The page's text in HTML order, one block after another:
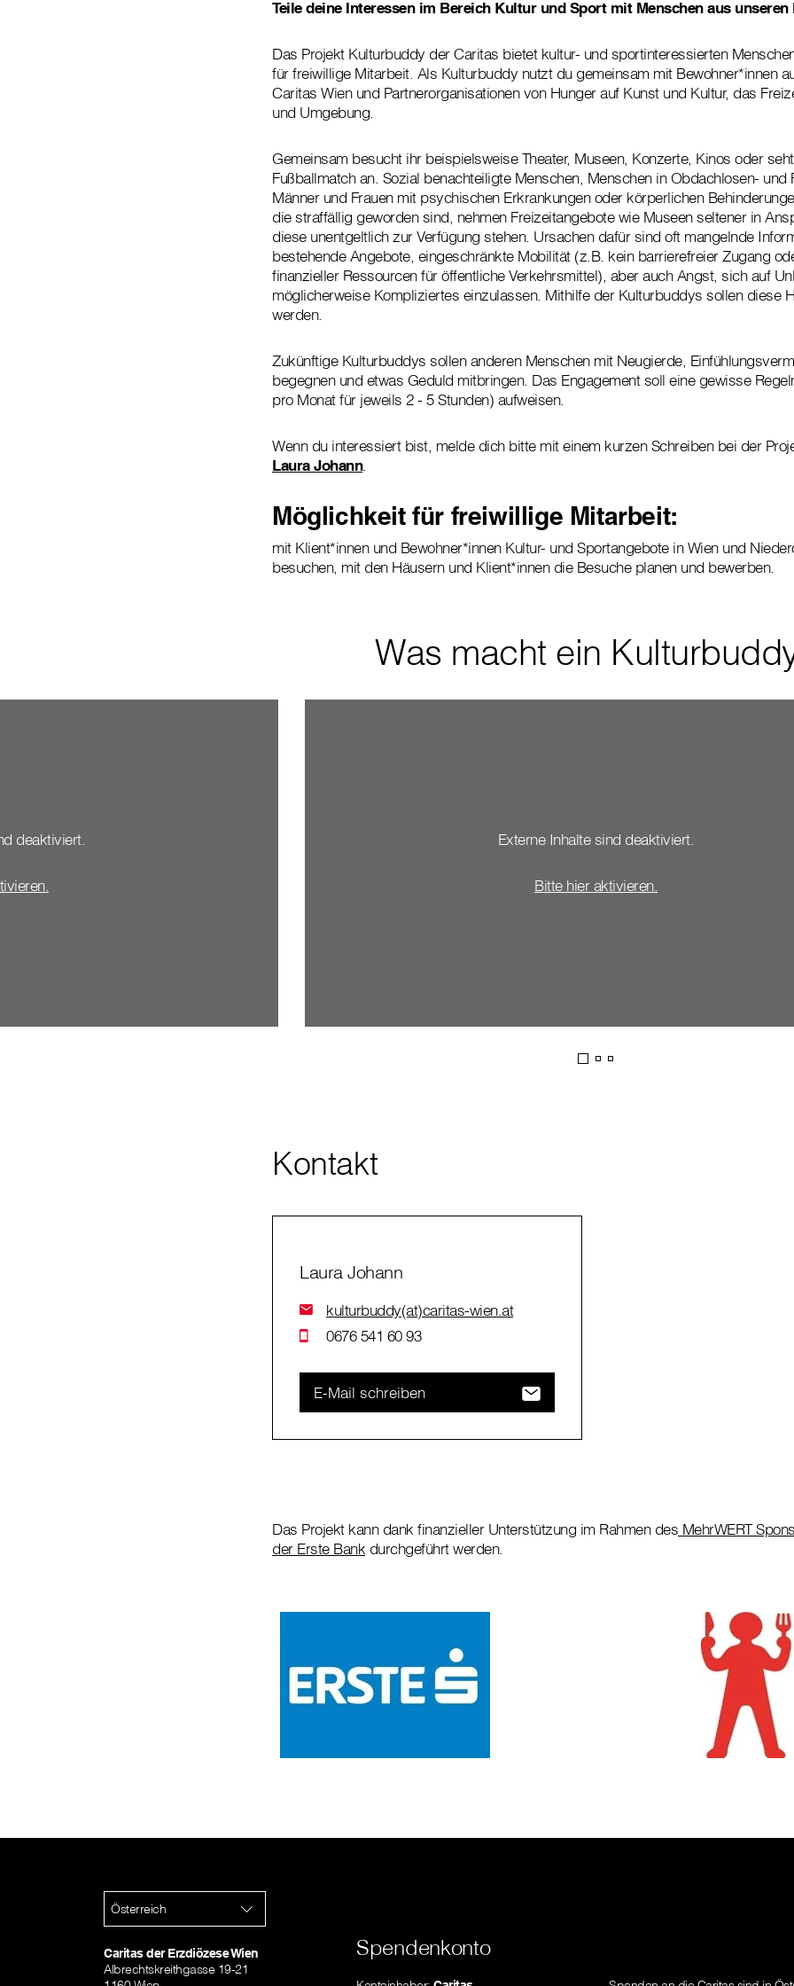
Teile deine Interessen im Bereich Kultur und Sport mit Menschen aus unseren
Das Projekt Kulturbuddy der Caritas bietet kultur- und sportinteressierten
für freiwillige Mitarbeit. Als Kulturbuddy nutzt du gemeinsam mit Bewohner*innen
Caritas Wien und Partnerorganisationen von Hunger auf Kunst und Kultur, das
und Umgebung.
Gemeinsam besucht ihr beispielsweise Theater, Museen, Konzerte, Kinos oder
Fußballmatch an. Sozial benachteiligte Menschen, Menschen in Obdachlosen- und
Männer und Frauen mit psychischen Erkrankungen oder körperlichen
die straffällig geworden sind, nehmen Freizeitangebote wie Museen seltener in
diese unentgeltlich zur Verfügung stehen. Ursachen dafür sind oft mangelnde
bestehende Angebote, eingeschränkte Mobilität (z.B. kein barrierefreier Zugang
finanzieller Ressourcen für öffentliche Verkehrsmittel), aber auch Angst, sich auf
möglicherweise Kompliziertes einzulassen. Mithilfe der Kulturbuddys sollen diese
werden.
Zukünftige Kulturbuddys sollen anderen Menschen mit Neugierde,
begegnen und etwas Geduld mitbringen. Das Engagement soll eine gewisse
pro Monat für jeweils 2 - 5 Stunden) aufweisen.
Wenn du interessiert bist, melde dich bitte mit einem kurzen Schreiben bei der
Laura Johann.
Möglichkeit für freiwillige Mitarbeit:
mit Klient*innen und Bewohner*innen Kultur- und Sportangebote in Wien und
besuchen, mit den Häusern und Klient*innen die Besuche planen und bewerben.
Was macht ein
deaktiviert. Externe Inhalte sind deaktiviert.
Bitte hier aktivieren.
Kontakt
Laura Johann
kulturbuddy(at)caritas-wien.at
0676 541 60 93
E-Mail schreiben
Das Projekt kann dank finanzieller Unterstützung im Rahmen des MehrWERT
der Erste Bank durchgeführt werden.
Österreich
Caritas der Erzdiözese Wien
Albrechtskreithgasse 19-21
Spendenkonto